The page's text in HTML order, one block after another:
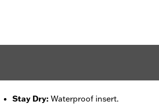
Stay Dry: Waterproof insert.